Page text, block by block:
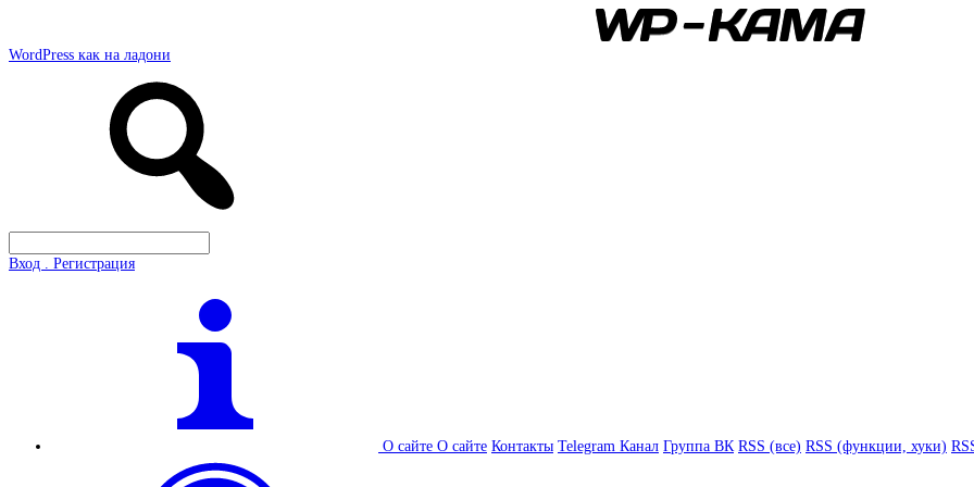
WordPress как на ладони
Вход . Регистрация
О сайте О сайте Контакты Telegram Канал Группа ВК RSS (все) RSS (функции, хуки)